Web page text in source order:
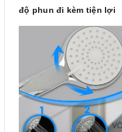
độ phun đi kèm tiện lợi